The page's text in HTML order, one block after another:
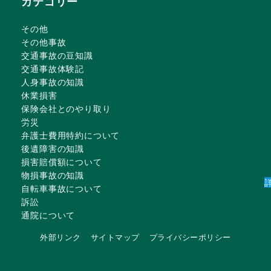
その他
その他事故
交通事故の豆知識
交通事故体験記
人身事故の知識
休業損害
保険会社とのやり取り
労災
弁護士費用特約について
後遺障害の知識
損害賠償額について
物損事故の知識
自転車事故について
訴訟
通院について
外部リンク サイトマップ プライバシーポリシー